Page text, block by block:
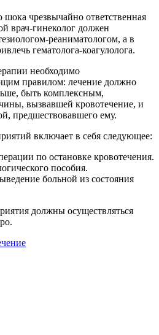
шока чрезвычайно ответственная
врач-гинеколог должен
реаниматологом, а в
гематолога-коагулолога.
необходимо
правилом: лечение должно
быть комплексным,
вызвавшей кровотечение, и
предшествовавшего ему.
включает в себя следующее:
по остановке кровотечения.
пособия.
больной из состояния
должны осуществляться